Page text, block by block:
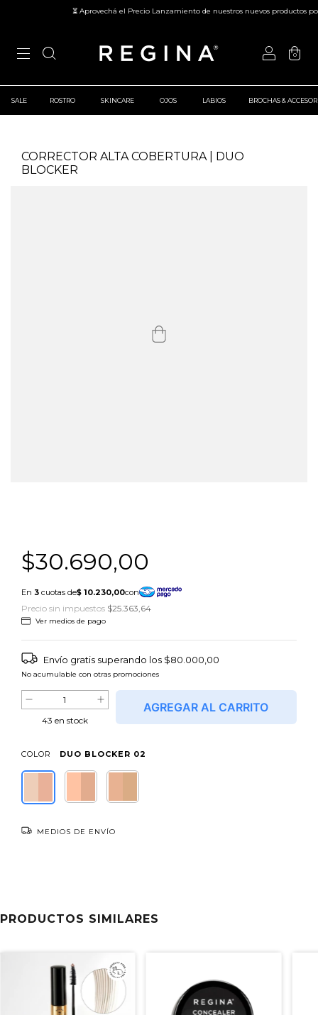
⏳ Aprovechá el Precio Lanzamiento de nuestros nuevos productos
0
SALE ROSTRO SKINCARE OJOS LABIOS BROCHAS &
CORRECTOR ALTA COBERTURA | DUO
BLOCKER
$30.690,00
Precio sin impuestos $25.363,64
Ver medios de pago
Envío gratis superando los $80.000,00
No acumulable con otras promociones
43 en stock
COLOR DUO BLOCKER 02
MEDIOS DE ENVÍO
PRODUCTOS SIMILARES